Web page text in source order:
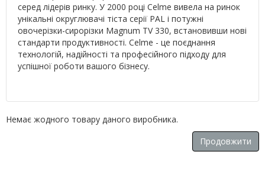
серед лідерів ринку. У 2000 році Celme вивела на ринок
унікальні округлювачі тіста серії PAL і потужні
овочерізки-сирорізки Magnum TV 330, встановивши нові
стандарти продуктивності. Celme - це поєднання
технологій, надійності та професійного підходу для
успішної роботи вашого бізнесу.
Немає жодного товару даного виробника.
Продовжити